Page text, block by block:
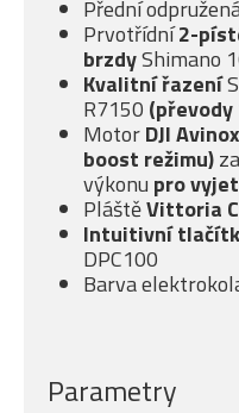
Přední
Prvotřídní2-
brzdyShimano
Kvalitní řazení
R7150
MotorDJI
boost režimu)
výkonu pro
PláštěVittoria
Intuitivní
DPC100
Barva
Parametry